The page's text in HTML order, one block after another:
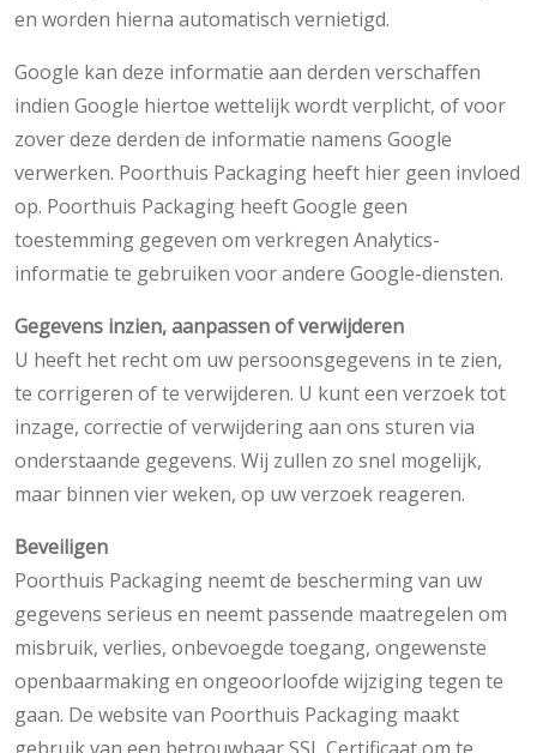
en worden hierna automatisch vernietigd.
Google kan deze informatie aan derden verschaffen
indien Google hiertoe wettelijk wordt verplicht, of voor
zover deze derden de informatie namens Google
verwerken. Poorthuis Packaging heeft hier geen invloed
op. Poorthuis Packaging heeft Google geen
toestemming gegeven om verkregen Analytics-
informatie te gebruiken voor andere Google-diensten.
Gegevens inzien, aanpassen of verwijderen
U heeft het recht om uw persoonsgegevens in te zien,
te corrigeren of te verwijderen. U kunt een verzoek tot
inzage, correctie of verwijdering aan ons sturen via
onderstaande gegevens. Wij zullen zo snel mogelijk,
maar binnen vier weken, op uw verzoek reageren.
Beveiligen
Poorthuis Packaging neemt de bescherming van uw
gegevens serieus en neemt passende maatregelen om
misbruik, verlies, onbevoegde toegang, ongewenste
openbaarmaking en ongeoorloofde wijziging tegen te
gaan. De website van Poorthuis Packaging maakt